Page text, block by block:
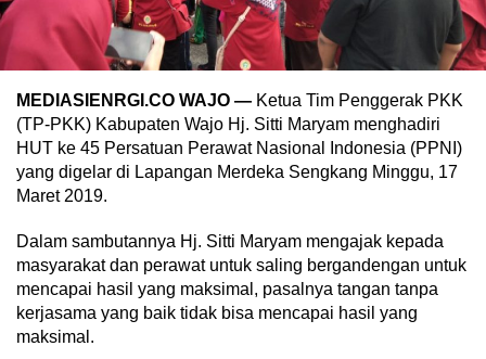
MEDIASIENRGI.CO WAJO — Ketua Tim Penggerak PKK
(TP-PKK) Kabupaten Wajo Hj. Sitti Maryam menghadiri
HUT ke 45 Persatuan Perawat Nasional Indonesia (PPNI)
yang digelar di Lapangan Merdeka Sengkang Minggu, 17
Maret 2019.
Dalam sambutannya Hj. Sitti Maryam mengajak kepada
masyarakat dan perawat untuk saling bergandengan untuk
mencapai hasil yang maksimal, pasalnya tangan tanpa
kerjasama yang baik tidak bisa mencapai hasil yang
maksimal.